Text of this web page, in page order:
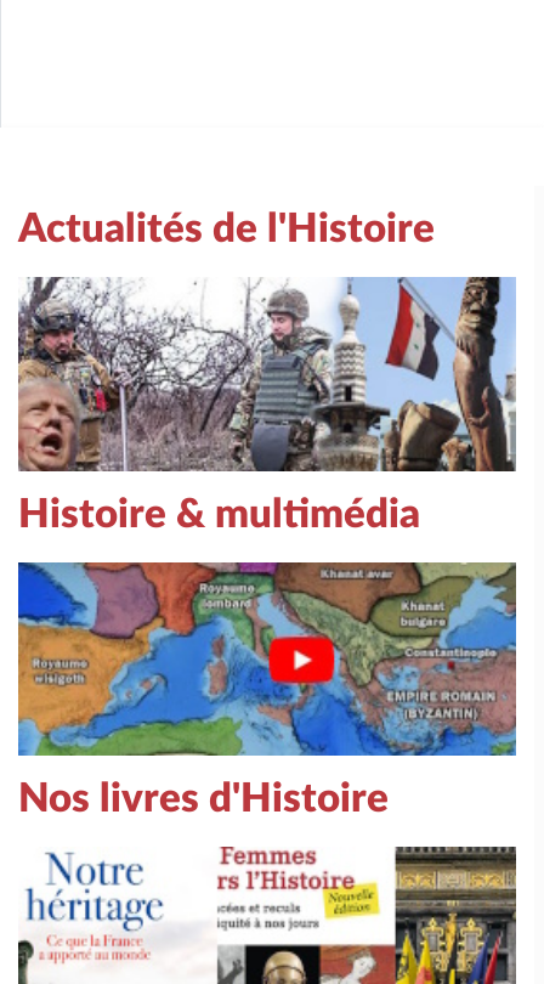
Actualités de l'Histoire
Histoire & multimédia
Nos livres d'Histoire